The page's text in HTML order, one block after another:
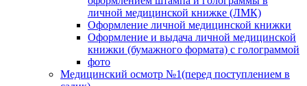
личной медицинской книжке (ЛМК)
Оформление личной медицинской книжки
Оформление и выдача личной медицинской
книжки (бумажного формата) с голограммой
фото
Медицинский осмотр №1(перед поступлением в